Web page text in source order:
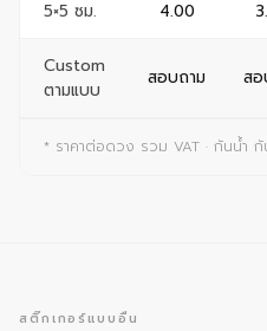
5×5 ซม. 4.00
Custom
ตามแบบ
สอบถาม สอ
* ราคาต่อดวง รวม VAT · กันน้ำ
สติ๊กเกอร์แบบอื่น